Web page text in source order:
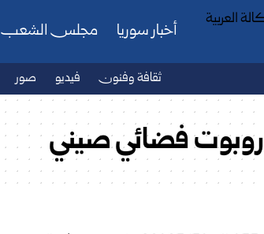
أخبار سوريا مجلس الشعب
ثقافة وفنون فيديو صور
روبوت فضائي صيني